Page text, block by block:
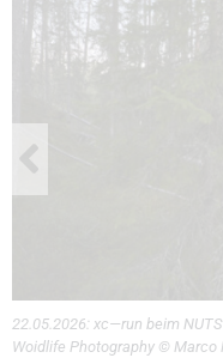
22.05.2026: xc—run beim
Woidlife Photography ©